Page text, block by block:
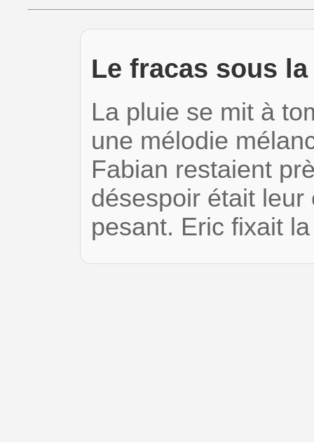
Le fracas sous
La pluie se mit à
une mélodie
Fabian restaient
désespoir était
pesant. Eric fixait